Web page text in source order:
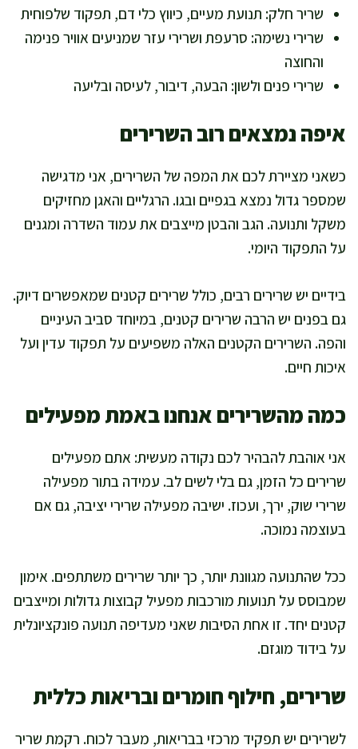
שריר חלק: תנועת מעיים, כיווץ כלי דם, תפקוד שלפוחית
שרירי נשימה: סרעפת ושרירי עזר שמניעים אוויר פנימה
והחוצה
שרירי פנים ולשון: הבעה, דיבור, לעיסה ובליעה
איפה נמצאים רוב השרירים
כשאני מציירת לכם את המפה של השרירים, אני מדגישה
שמספר גדול נמצא בגפיים ובגו. הרגליים והאגן מחזיקים
משקל ותנועה. הגב והבטן מייצבים את עמוד השדרה ומגנים
על התפקוד היומי.
בידיים יש שרירים רבים, כולל שרירים קטנים שמאפשרים דיוק.
גם בפנים יש הרבה שרירים קטנים, במיוחד סביב העיניים
והפה. השרירים הקטנים האלה משפיעים על תפקוד עדין ועל
איכות חיים.
כמה מהשרירים אנחנו באמת מפעילים
אני אוהבת להבהיר לכם נקודה מעשית: אתם מפעילים
שרירים כל הזמן, גם בלי לשים לב. עמידה בתור מפעילה
שרירי שוק, ירך, ועכוז. ישיבה מפעילה שרירי יציבה, גם אם
בעוצמה נמוכה.
ככל שהתנועה מגוונת יותר, כך יותר שרירים משתתפים. אימון
שמבוסס על תנועות מורכבות מפעיל קבוצות גדולות ומייצבים
קטנים יחד. זו אחת הסיבות שאני מעדיפה תנועה פונקציונלית
על בידוד מוגזם.
שרירים, חילוף חומרים ובריאות כללית
לשרירים יש תפקיד מרכזי בבריאות, מעבר לכוח. רקמת שריר